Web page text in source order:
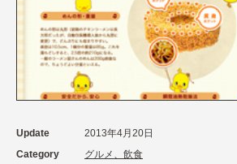
Update
2013年4月20日
Category
グルメ、飲食